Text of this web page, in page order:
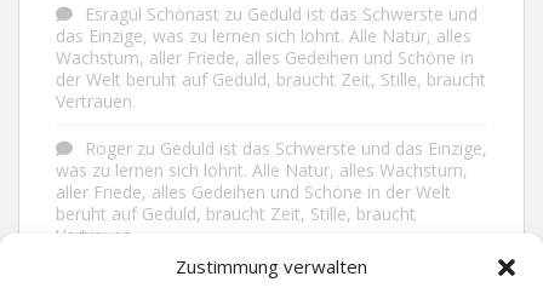
Zustimmung verwalten
Esragül Schönast zu Geduld ist das Schwerste und
das Einzige, was zu lernen sich lohnt. Alle Natur, alles
Wachstum, aller Friede, alles Gedeihen und Schöne in
der Welt beruht auf Geduld, braucht Zeit, Stille, braucht
Vertrauen.
Roger zu Geduld ist das Schwerste und das Einzige,
was zu lernen sich lohnt. Alle Natur, alles Wachstum,
aller Friede, alles Gedeihen und Schöne in der Welt
beruht auf Geduld, braucht Zeit, Stille, braucht
Vertrauen.
Nichts in unserem Leben